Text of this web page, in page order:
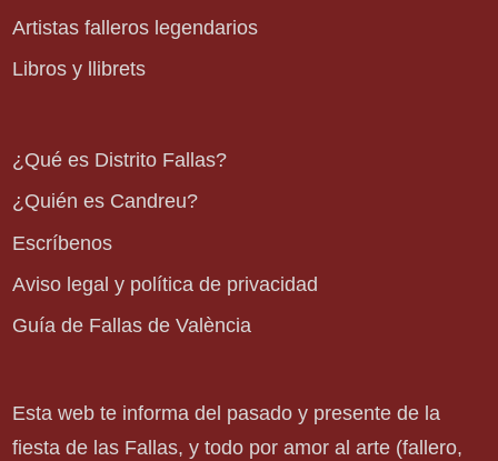
Artistas falleros legendarios
Libros y llibrets
¿Qué es Distrito Fallas?
¿Quién es Candreu?
Escríbenos
Aviso legal y política de privacidad
Guía de Fallas de València
Esta web te informa del pasado y presente de la
fiesta de las Fallas, y todo por amor al arte (fallero,